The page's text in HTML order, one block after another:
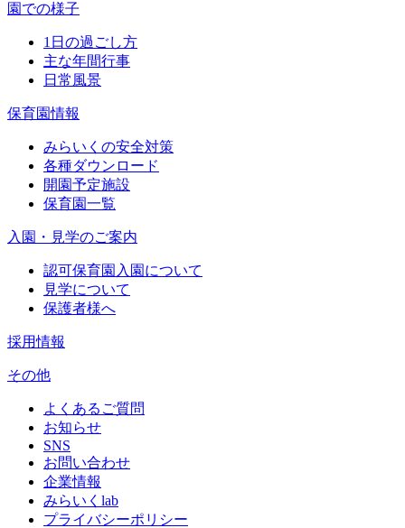
園での様子
1日の過ごし方
主な年間行事
日常風景
保育園情報
みらいくの安全対策
各種ダウンロード
開園予定施設
保育園一覧
入園・見学のご案内
認可保育園入園について
見学について
保護者様へ
採用情報
その他
よくあるご質問
お知らせ
SNS
お問い合わせ
企業情報
みらいくlab
プライバシーポリシー